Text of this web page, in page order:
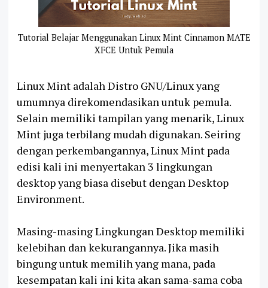
Tutorial Belajar Menggunakan Linux Mint Cinnamon MATE
XFCE Untuk Pemula
Linux Mint adalah Distro GNU/Linux yang
umumnya direkomendasikan untuk pemula.
Selain memiliki tampilan yang menarik, Linux
Mint juga terbilang mudah digunakan. Seiring
dengan perkembangannya, Linux Mint pada
edisi kali ini menyertakan 3 lingkungan
desktop yang biasa disebut dengan Desktop
Environment.
Masing-masing Lingkungan Desktop memiliki
kelebihan dan kekurangannya. Jika masih
bingung untuk memilih yang mana, pada
kesempatan kali ini kita akan sama-sama coba